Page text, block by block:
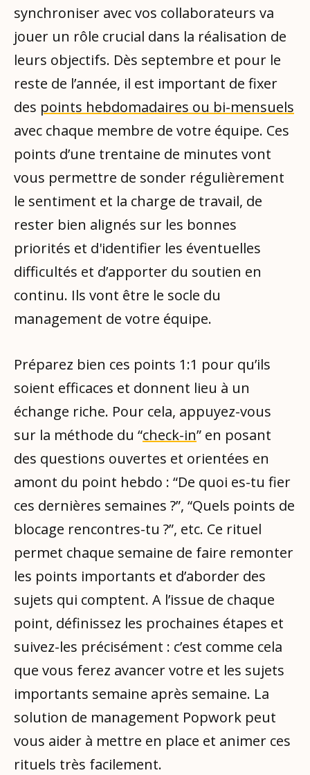
synchroniser avec vos collaborateurs va
jouer un rôle crucial dans la réalisation de
leurs objectifs. Dès septembre et pour le
reste de l’année, il est important de fixer
des points hebdomadaires ou bi-mensuels
avec chaque membre de votre équipe. Ces
points d’une trentaine de minutes vont
vous permettre de sonder régulièrement
le sentiment et la charge de travail, de
rester bien alignés sur les bonnes
priorités et d'identifier les éventuelles
difficultés et d’apporter du soutien en
continu. Ils vont être le socle du
management de votre équipe.
Préparez bien ces points 1:1 pour qu’ils
soient efficaces et donnent lieu à un
échange riche. Pour cela, appuyez-vous
sur la méthode du “check-in” en posant
des questions ouvertes et orientées en
amont du point hebdo : “De quoi es-tu fier
ces dernières semaines ?”, “Quels points de
blocage rencontres-tu ?”, etc. Ce rituel
permet chaque semaine de faire remonter
les points importants et d’aborder des
sujets qui comptent. A l’issue de chaque
point, définissez les prochaines étapes et
suivez-les précisément : c’est comme cela
que vous ferez avancer votre et les sujets
importants semaine après semaine. La
solution de management Popwork peut
vous aider à mettre en place et animer ces
rituels très facilement.